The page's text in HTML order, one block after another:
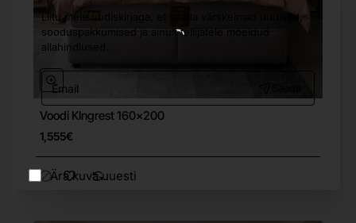
Liitu meie uudiskirjaga, et saada värskeimad uudised,
sooduspakkumised ja ainult tellijatele mõeldud
allahindlused.
Email
Ära kuva uuesti
Voodi KIngrest 160x200
1,555€